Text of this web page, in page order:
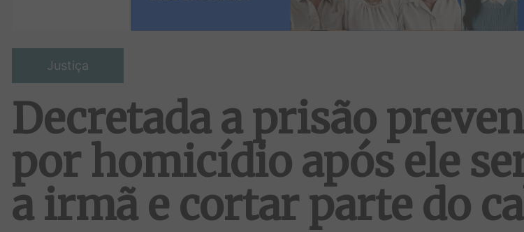
Justiça
Decretada a prisão
por homicídio após ele
a irmã e cortar parte do